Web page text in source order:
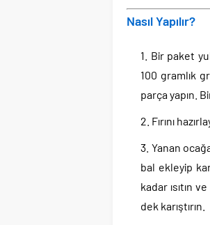
Nasıl Yapılır?
Bir paket
100 gramlık
parça yapın.
Fırını
Yanan
bal ekleyip
kadar ısıtın
dek karıştırın.